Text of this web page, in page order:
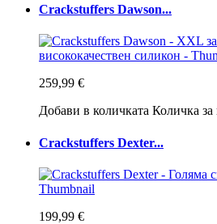
Crackstuffers Dawson...
259,99 €
Добави в количката Количка за
Crackstuffers Dexter...
199,99 €